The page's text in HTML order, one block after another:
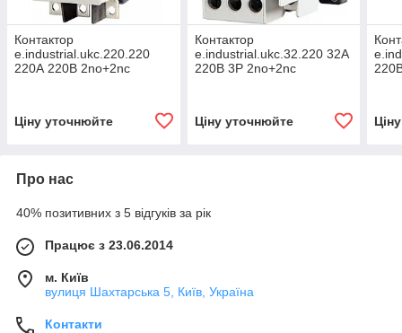
Контактор
e.industrial.ukc.220.220
220А 220В 2no+2nc
Ціну уточнюйте
Контактор
e.industrial.ukc.32.220 32А
220В 3P 2no+2nc
Ціну уточнюйте
Про нас
40% позитивних з 5 відгуків за рік
Працює з 23.06.2014
м. Київ
вулиця Шахтарська 5, Київ, Україна
Контакти